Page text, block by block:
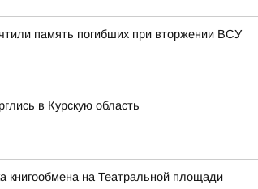
память погибших при вторжении ВСУ
в Курскую область
книгообмена на Театральной площади